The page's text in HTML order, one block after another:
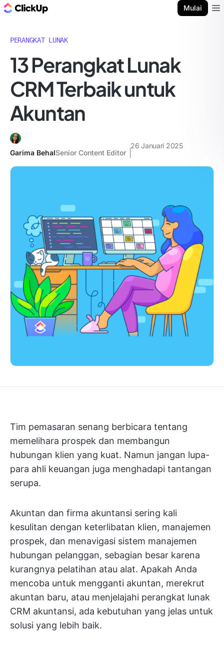
Mulai
PERANGKAT LUNAK
13 Perangkat Lunak
CRM Terbaik untuk
Akuntan
Garima BehalSenior Content Editor
26 Januari 2025
Tim pemasaran senang berbicara tentang
memelihara prospek dan membangun
hubungan klien yang kuat. Namun jangan lupa-
para ahli keuangan juga menghadapi tantangan
serupa.
Akuntan dan firma akuntansi sering kali
kesulitan dengan keterlibatan klien, manajemen
prospek, dan menavigasi sistem manajemen
hubungan pelanggan, sebagian besar karena
kurangnya pelatihan atau alat. Apakah Anda
mencoba untuk mengganti akuntan, merekrut
akuntan baru, atau menjelajahi perangkat lunak
CRM akuntansi, ada kebutuhan yang jelas untuk
solusi yang lebih baik.